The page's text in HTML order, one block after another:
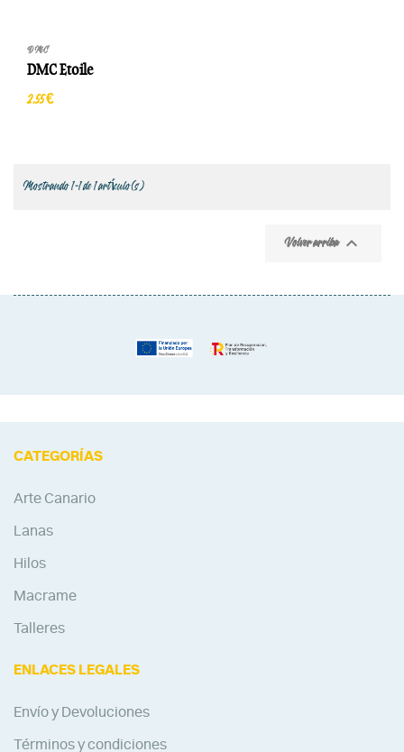
DMC
DMC Etoile
2,55 €
Mostrando 1-1 de 1 artículo(s)
Volver arriba 
CATEGORÍAS
Arte Canario
Lanas
Hilos
Macrame
Talleres
ENLACES LEGALES
Envío y Devoluciones
Términos y condiciones